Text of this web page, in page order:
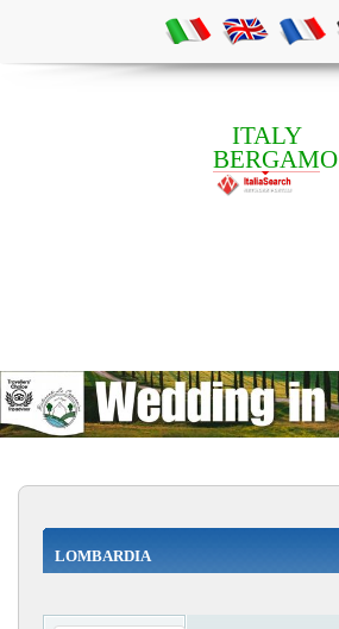
ITALY
BERGAMO
LOMBARDIA